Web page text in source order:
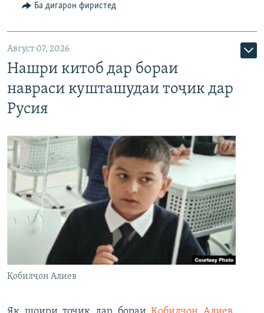
Ба дигарон фиристед
Август 07, 2026
Нашри китоб дар бораи
навраси кушташудаи тоҷик дар
Русия
Қобилҷон Алиев